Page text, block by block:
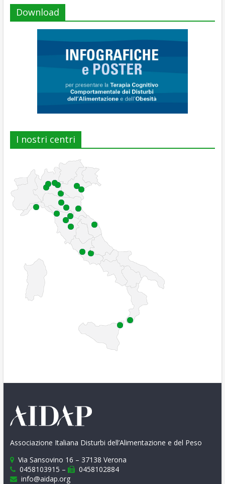
Download
I nostri centri
Associazione Italiana Disturbi dell’Alimentazione e del Peso
Via Sansovino 16 – 37138 Verona
0458103915 –
0458102884
info@aidap.org